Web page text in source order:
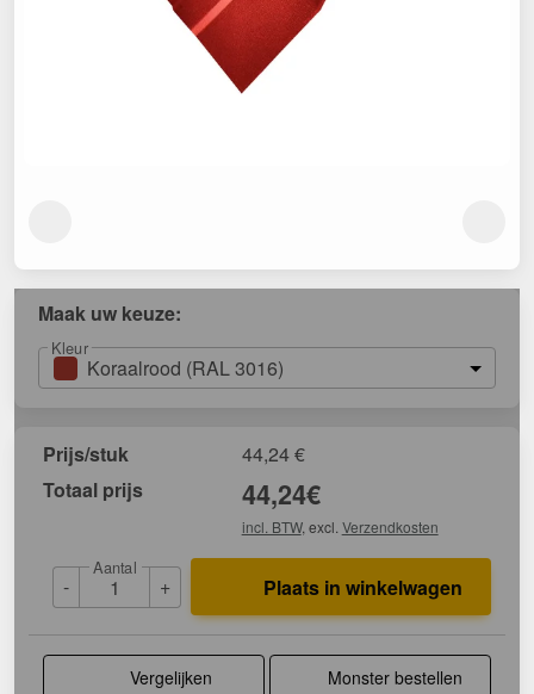
Maak uw keuze:
Kleur
Koraalrood (RAL 3016)
Prijs/stuk 44,24€
Totaal prijs
44,24€
incl. BTW, excl. Verzendkosten
-
Aantal
+ Plaats in winkelwagen
Vergelijken Monster bestellen